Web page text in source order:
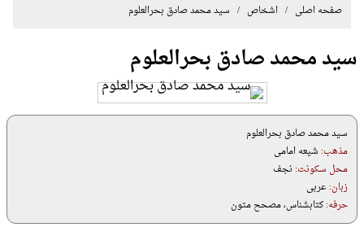
صفحه اصلی / اشخاص / سید محمد صادق بحرالعلوم
سید محمد صادق بحرالعلوم
سید محمد صادق بحرالعلوم
مذهب: شیعه امامی
محل سکونت: نجف
زبان:عربی
حرفه:کتابشناس، مصحح متون